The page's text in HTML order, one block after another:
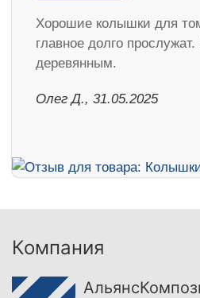
Хорошие колышки для
главное долго
деревянным.
Олег Д., 31.05.2025
Компания